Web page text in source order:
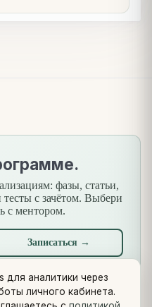
фазы, статьи,
с зачётом. Выбери
с ментором.
Записаться →
кейс
для аналитики через
личного кабинета.